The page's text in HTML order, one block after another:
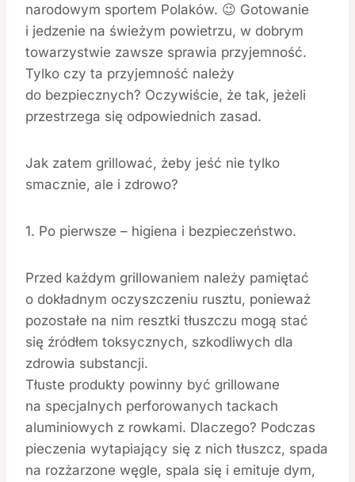
narodowym sportem Polaków. 😉 Gotowanie
i jedzenie na świeżym powietrzu, w dobrym
towarzystwie zawsze sprawia przyjemność.
Tylko czy ta przyjemność należy
do bezpiecznych? Oczywiście, że tak, jeżeli
przestrzega się odpowiednich zasad.
Jak zatem grillować, żeby jeść nie tylko
smacznie, ale i zdrowo?
1. Po pierwsze – higiena i bezpieczeństwo.
Przed każdym grillowaniem należy pamiętać
o dokładnym oczyszczeniu rusztu, ponieważ
pozostałe na nim resztki tłuszczu mogą stać
się źródłem toksycznych, szkodliwych dla
zdrowia substancji.
Tłuste produkty powinny być grillowane
na specjalnych perforowanych tackach
aluminiowych z rowkami. Dlaczego? Podczas
pieczenia wytapiający się z nich tłuszcz, spada
na rozżarzone węgle, spala się i emituje dym,